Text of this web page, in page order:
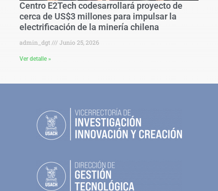
Centro E2Tech codesarrollará proyecto de
cerca de US$3 millones para impulsar la
electrificación de la minería chilena
admin_dgt Junio 25, 2026
Ver detalle »